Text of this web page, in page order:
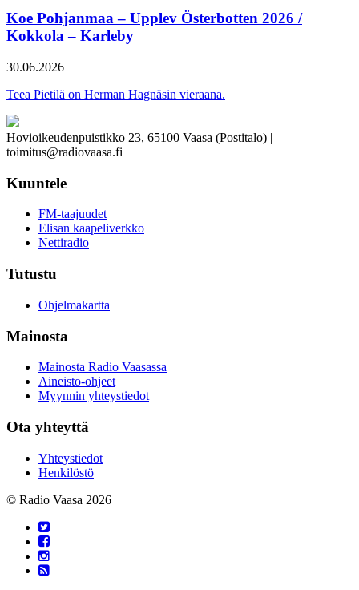
Koe Pohjanmaa – Upplev Österbotten 2026 /
Kokkola – Karleby
30.06.2026
Teea Pietilä on Herman Hagnäsin vieraana.
Hovioikeudenpuistikko 23, 65100 Vaasa (Postitalo) |
toimitus@radiovaasa.fi
Kuuntele
FM-taajuudet
Elisan kaapeliverkko
Nettiradio
Tutustu
Ohjelmakartta
Mainosta
Mainosta Radio Vaasassa
Aineisto-ohjeet
Myynnin yhteystiedot
Ota yhteyttä
Yhteystiedot
Henkilöstö
© Radio Vaasa 2026